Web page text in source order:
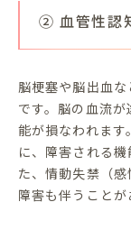
② 血管性認
脳梗塞や脳出血
です。脳の血流
能が損なわれま
に、障害される
た、情動失禁（
障害も伴うことが